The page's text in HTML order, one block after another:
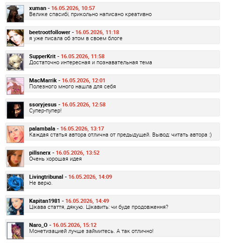
xuman - 16.05.2026, 10:57
Велике спасибі, прикольно написано креативно
beetrootfollower - 16.05.2026, 11:18
я уже писала об этом в своем блоге
SupperKrit - 16.05.2026, 11:58
Достаточно интересная и познавательная тема
MacMarrik - 16.05.2026, 12:01
Полезного много нашла для себя
ssoryjesus - 16.05.2026, 12:58
Супер-пупер!
palambala - 16.05.2026, 13:17
Каждая статья автора отлична от предыдущей. Вывод: читать автора :)
pillsnerx - 16.05.2026, 13:52
Очень хорошая идея
Livingtribunal - 16.05.2026, 14:09
Не верю.
Kapitan1981 - 16.05.2026, 14:49
Цікава стаття, дякую. Цікавить: чи буде продовження?
Naro_O - 16.05.2026, 15:12
Монетизацией лучше займитесь. А так отлично!